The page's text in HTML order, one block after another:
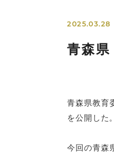
2025.03.28
青森
青森県教育
を公開した。
今回の青森